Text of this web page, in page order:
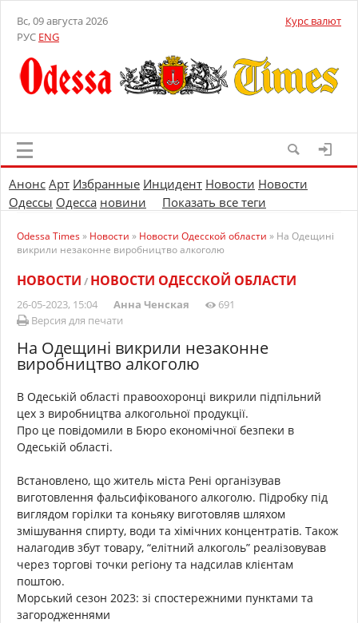
Вс, 09 августа 2026
РУС ENG
Курс валют
Анонс Арт Избранные Инцидент Новости Новости
Одессы Одесса новини Показать все теги
Odessa Times» Новости » Новости Одесской области » На Одещині
викрили незаконне виробництво алкоголю
НОВОСТИ / НОВОСТИ ОДЕССКОЙ ОБЛАСТИ
26-05-2023, 15:04 Анна Ченская
691
Версия для печати
На Одещині викрили незаконне
виробництво алкоголю
В Одеській області правоохоронці викрили підпільний
цех з виробництва алкогольної продукції.
Про це повідомили в Бюро економічної безпеки в
Одеській області.
Встановлено, що житель міста Рені організував
виготовлення фальсифікованого алкоголю. Підробку під
виглядом горілки та коньяку виготовляв шляхом
змішування спирту, води та хімічних концентратів. Також
налагодив збут товару, “елітний алкоголь” реалізовував
через торгові точки регіону та надсилав клієнтам
поштою.
Морський сезон 2023: зі спостережними пунктами та
загородженнями